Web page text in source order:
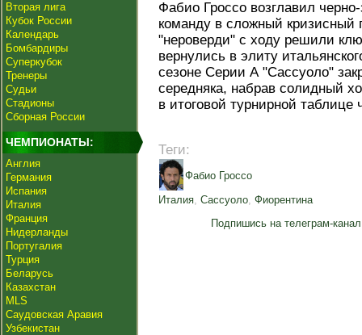
Вторая лига
Кубок России
Календарь
Бомбардиры
Суперкубок
Тренеры
Судьи
Стадионы
Сборная России
ЧЕМПИОНАТЫ:
Англия
Германия
Испания
Италия
Франция
Нидерланды
Португалия
Турция
Беларусь
Казахстан
MLS
Саудовская Аравия
Узбекистан
Фабио Гроссо возглавил
команду в сложный кризисный
"нероверди" с ходу решили
вернулись в элиту
сезоне Серии А "Сассуоло"
середняка, набрав солидный
в итоговой турнирной таблице
Теги:
Фабио Гроссо
Италия, Сассуоло, Фиорентина
Подпишись на телеграм-